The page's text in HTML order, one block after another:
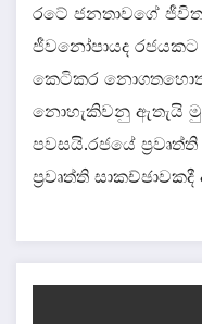
රටේ ජනතාවගේ
ජීවනෝපායද රජයකට
කෙටිකර නොගතහොත්
නොහැකිවනු ඇතැයි
පවසයි.රජයේ
ප්‍රවෘත්ති